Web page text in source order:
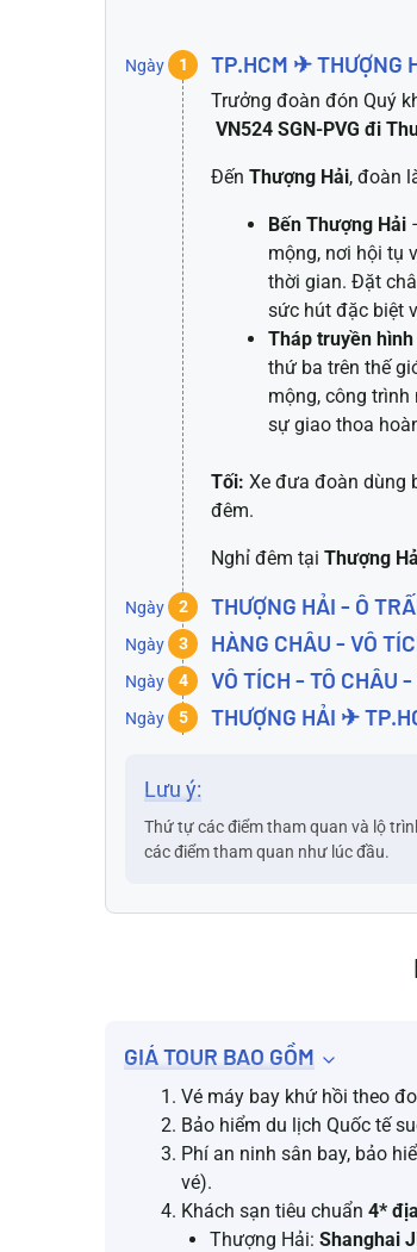
Ngày 1 TP.HCM ✈ THƯỢNG
Trưởng đoàn đón Quý
VN524 SGN-PVG đi
Đến Thượng Hải, đoàn
Bến Thượng Hải
mộng, nơi hội tụ
thời gian. Đặt
sức hút đặc biệt
Tháp truyền
thứ ba trên thế
mộng, công
sự giao thoa
Tối: Xe đưa đoàn dùng
đêm.
Nghỉ đêm tại Thượng
Ngày 2 THƯỢNG HẢI - Ô
Ngày 3 HÀNG CHÂU - VÔ
Ngày 4 VÔ TÍCH - TÔ CHÂU
Ngày 5 THƯỢNG HẢI ✈
Lưu ý:
Thứ tự các điểm tham quan và lộ
các điểm tham quan như lúc đầu.
GIÁ TOUR BAO GỒM
Vé máy bay khứ hồi theo
Bảo hiểm du lịch Quốc tế
Phí an ninh sân bay, bảo
vé).
Khách sạn tiêu chuẩn 4*
Thượng Hải: Shanghai